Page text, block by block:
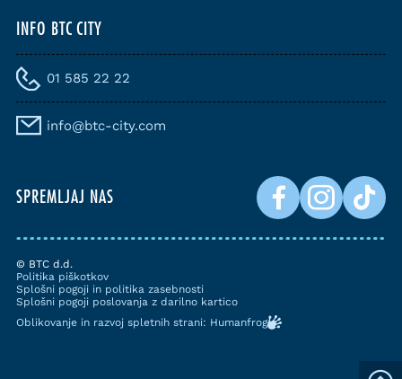
INFO BTC CITY
01 585 22 22
info@btc-city.com
SPREMLJAJ NAS
© BTC d.d.
Politika piškotkov
Splošni pogoji in politika zasebnosti
Splošni pogoji poslovanja z darilno kartico
Oblikovanje in razvoj spletnih strani: Humanfrog